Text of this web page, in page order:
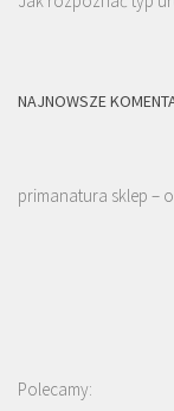
NAJNOWSZE
primanatura sklep –
Polecamy: